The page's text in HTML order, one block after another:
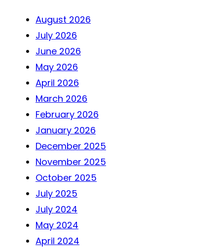
August 2026
July 2026
June 2026
May 2026
April 2026
March 2026
February 2026
January 2026
December 2025
November 2025
October 2025
July 2025
July 2024
May 2024
April 2024